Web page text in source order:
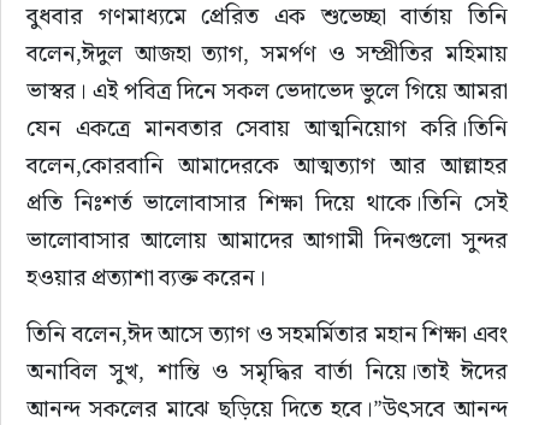
বুধবার গণমাধ্যমে প্রেরিত এক শুভেচ্ছা বার্তায় তিনি
বলেন,ঈদুল আজহা ত্যাগ, সমর্পণ ও সম্প্রীতির মহিমায়
ভাস্বর। এই পবিত্র দিনে সকল ভেদাভেদ ভুলে গিয়ে আমরা
যেন একত্রে মানবতার সেবায় আত্মনিয়োগ করি।তিনি
বলেন,কোরবানি আমাদেরকে আত্মত্যাগ আর আল্লাহর
প্রতি নিঃশর্ত ভালোবাসার শিক্ষা দিয়ে থাকে।তিনি সেই
ভালোবাসার আলোয় আমাদের আগামী দিনগুলো সুন্দর
হওয়ার প্রত্যাশা ব্যক্ত করেন।
তিনি বলেন,ঈদ আসে ত্যাগ ও সহমর্মিতার মহান শিক্ষা এবং
অনাবিল সুখ, শান্তি ও সমৃদ্ধির বার্তা নিয়ে।তাই ঈদের
আনন্দ সকলের মাঝে ছড়িয়ে দিতে হবে।”উৎসবে আনন্দ